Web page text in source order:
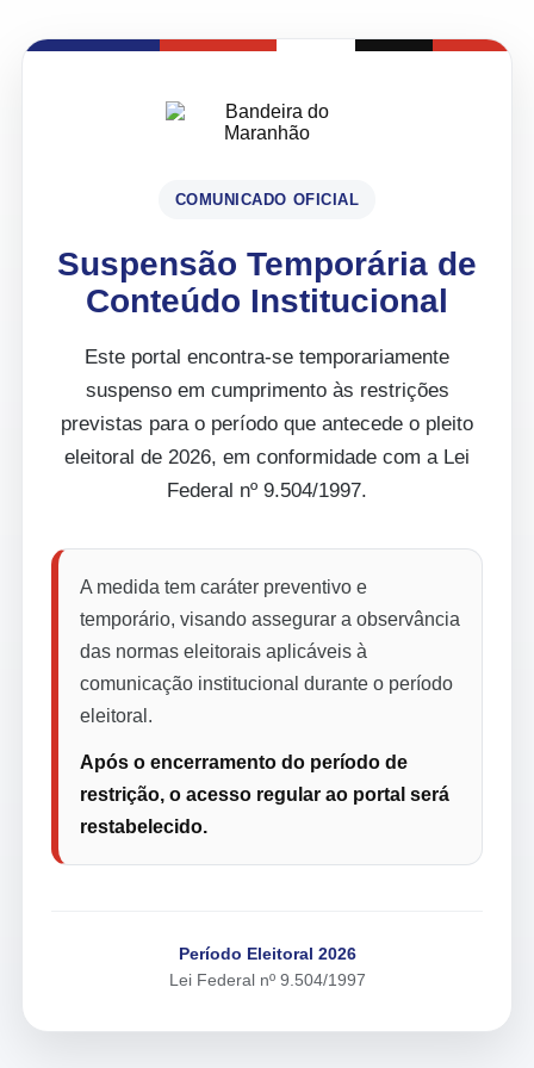
COMUNICADO OFICIAL
Suspensão Temporária de
Conteúdo Institucional
Este portal encontra-se temporariamente
suspenso em cumprimento às restrições
previstas para o período que antecede o pleito
eleitoral de 2026, em conformidade com a Lei
Federal nº 9.504/1997.
A medida tem caráter preventivo e
temporário, visando assegurar a observância
das normas eleitorais aplicáveis à
comunicação institucional durante o período
eleitoral.
Após o encerramento do período de
restrição, o acesso regular ao portal será
restabelecido.
Período Eleitoral 2026
Lei Federal nº 9.504/1997